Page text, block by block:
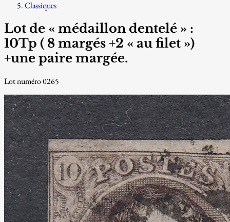
Classiques
Lot de « médaillon dentelé » :
10Tp ( 8 margés +2 « au filet »)
+une paire margée.
Lot numéro 0265